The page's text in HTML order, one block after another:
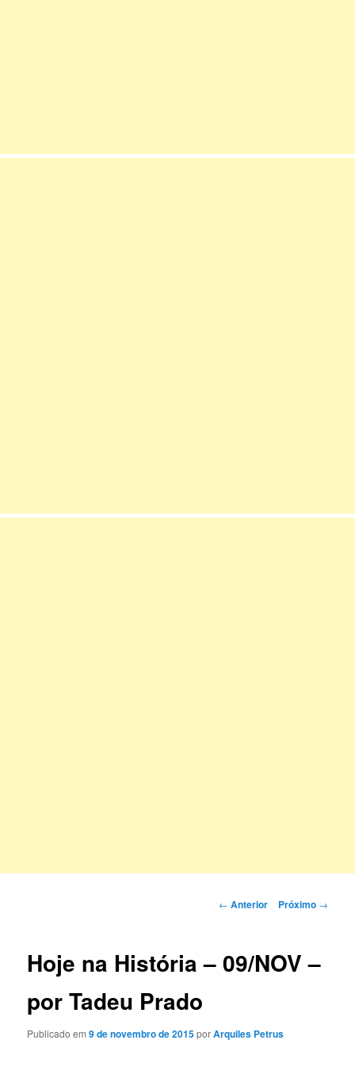
Navegação
← Anterior Próximo →
Hoje na História – 09/NOV –
por Tadeu Prado
Publicado em9 de novembro de 2015porArquiles Petrus